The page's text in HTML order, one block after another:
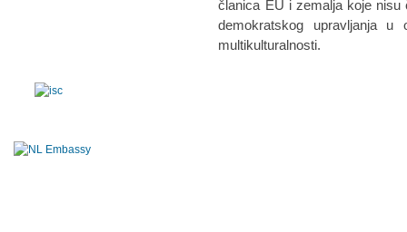
članica EU i zemalja koje nisu
demokratskog upravljanja u
multikulturalnosti.